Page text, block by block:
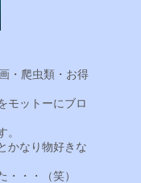
・爬虫類・お得
モットーにブロ
。
かなり物好きな
・・・（笑）